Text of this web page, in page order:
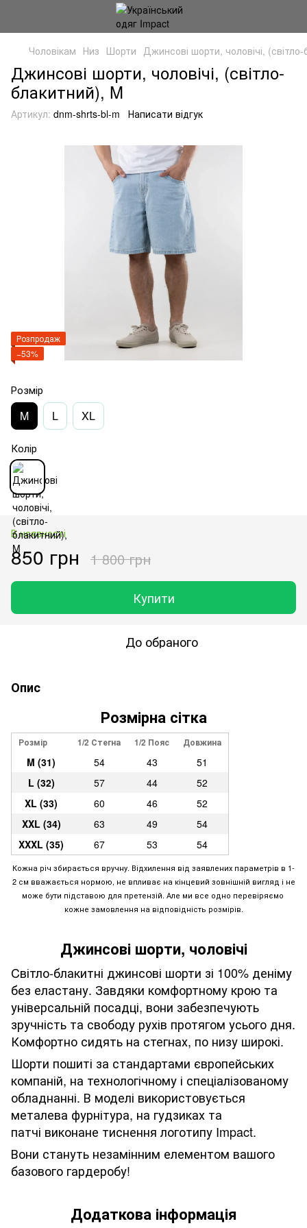
Чоловікам Низ Шорти Джинсові шорти, чоловічі,
Джинсові шорти, чоловічі, (світло-
блакитний), M
Артикул: dnm-shrts-bl-m Написати відгук
Розпродаж
−53%
Розмір
M L XL
Колір
В наявності
850 грн 1 800 грн
Купити
До обраного
Опис
Розмірна сітка
Розмір 1/2 Стегна 1/2 Пояс Довжина
M (31) 54 43
51
L (32)
57 44
52
XL (33)
60 46
52
XXL (34)
63 49
54
XXXL (35)
67 53 54
Кожна річ збирається вручну. Відхилення від заявлених параметрів в 1-
2 см вважається нормою, не впливає на кінцевий зовнішній вигляд і не
може бути підставою для претензій. Але ми все одно перевіряємо
кожне замовлення на відповідність розмірів.
Джинсові шорти, чоловічі
Cвітло-блакитні джинсові шорти зі 100% деніму
без еластану. Завдяки комфортному крою та
універсальній посадці, вони забезпечують
зручність та свободу рухів протягом усього дня.
Комфортно сидять на стегнах, по низу широкі.
Шорти пошиті за стандартами європейських
компаній, на технологічному і спеціалізованому
обладнанні. В моделі використовується
металева фурнітура, на гудзиках та
патчі виконане тиснення логотипу Impact.
Вони стануть незамінним елементом вашого
базового гардеробу!
Додаткова інформація